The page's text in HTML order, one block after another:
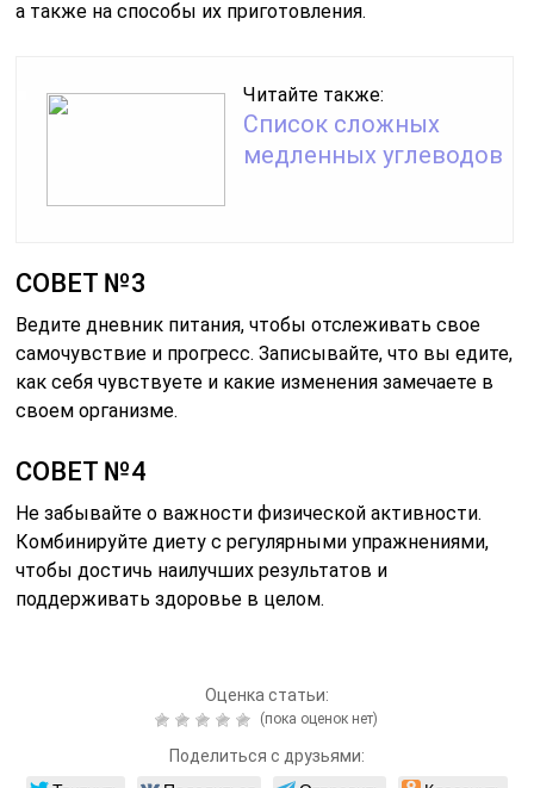
а также на способы их приготовления.
Читайте также:
Список сложных
медленных углеводов
СОВЕТ №3
Ведите дневник питания, чтобы отслеживать свое
самочувствие и прогресс. Записывайте, что вы едите,
как себя чувствуете и какие изменения замечаете в
своем организме.
СОВЕТ №4
Не забывайте о важности физической активности.
Комбинируйте диету с регулярными упражнениями,
чтобы достичь наилучших результатов и
поддерживать здоровье в целом.
Оценка статьи:
(пока оценок нет)
Поделиться с друзьями: